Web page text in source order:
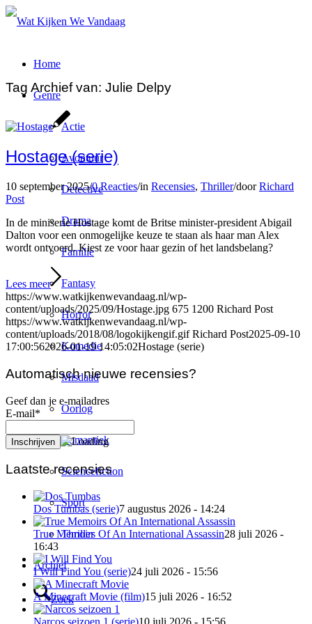
Home
Genre
Actie
Avontuur
Detective
Drama
Familie
Fantasy
Horror
Komedie
Misdaad
Oorlog
Romantiek
Sciencefiction
Sport
Thriller
Archief
Zoek
Tag Archief van: Julie Delpy
Hostage (serie)
10 september 2025/0 Reacties/in Recensies, Thriller/doorRichard
Post
In de miniserie Hostage komt de Britse minister-president Abigail
Dalton voor een onmogelijke keuze te staan als haar man Alex
wordt ontvoerd. Kiest ze voor haar gezin of het landsbelang?
Lees meer
https://www.watkijkenwevandaag.nl/wp-
content/uploads/2025/09/Hostage.jpg 675 1200 Richard Post
https://www.watkijkenwevandaag.nl/wp-
content/uploads/2018/08/logokijkengif.gif Richard Post2025-09-10
17:00:562026-01-19 14:05:02Hostage (serie)
Automatisch nieuwe recensies?
Geef dan je e-mailadres
E-mail*
Laatste recensies
Dos Tumbas (serie)7 augustus 2026 - 14:24
True Memoirs Of An International Assassin28 juli 2026 -
16:43
I Will Find You (serie)24 juli 2026 - 15:56
A Minecraft Movie (film)15 juli 2026 - 16:52